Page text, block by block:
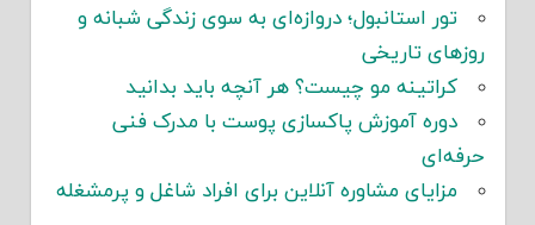
تور استانبول؛ دروازه‌ای به سوی زندگی شبانه و
روزهای تاریخی
کراتینه مو چیست؟ هر آنچه باید بدانید
دوره آموزش پاکسازی پوست با مدرک فنی
حرفه‌ای
مزایای مشاوره آنلاین برای افراد شاغل و پرمشغله